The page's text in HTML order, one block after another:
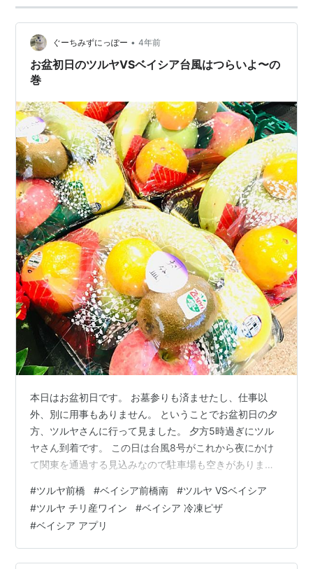
ぐーちみずにっぽー • 4年前
お盆初日のツルヤVSベイシア台風はつらいよ〜の
巻
本日はお盆初日です。 お墓参りも済ませたし、仕事以
外、別に用事もありません。 ということでお盆初日の夕
方、ツルヤさんに行って見ました。 夕方5時過ぎにツル
ヤさん到着です。 この日は台風8号がこれから夜にかけ
て関東を通過する見込みなので駐車場も空きがありまし
た？って感じでしょうか。 入口に入るとお盆用のフルー
ツがありました。 りんご、夏みかん、梨にキウイにバナ
ナなど黄金色が神々しいフルーツの盛り合わせです。 隣
には仏花もありましたが、切り花セットという名目で売
られていました。 売り場自体は小さめでした。 フルーツ
#ツルヤ前橋 #ベイシア前橋南 #ツルヤ VSベイシア
#ツルヤ チリ産ワイン #ベイシア 冷凍ピザ
#ベイシア アプリ